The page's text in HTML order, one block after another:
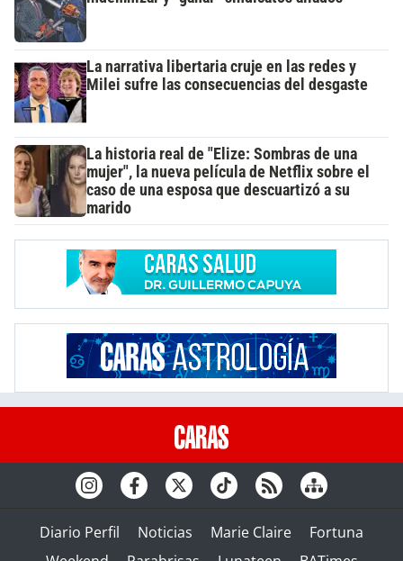
La narrativa libertaria cruje en las redes y
Milei sufre las consecuencias del desgaste
La historia real de "Elize: Sombras de una
mujer", la nueva película de Netflix sobre el
caso de una esposa que descuartizó a su
marido
Diario Perfil Noticias Marie Claire
Fortuna